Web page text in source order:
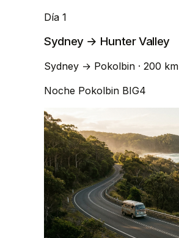
Día 1
Sydney → Hunter Valley
Sydney → Pokolbin · 200 km
Noche Pokolbin BIG4